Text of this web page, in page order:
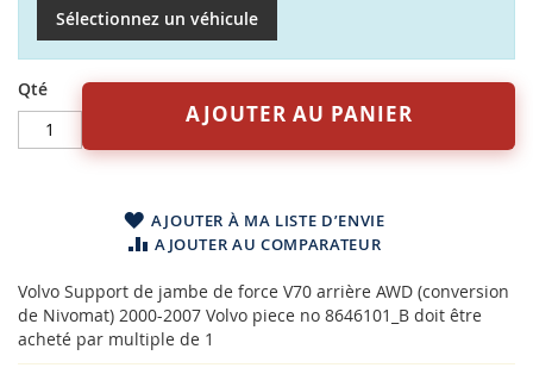
Sélectionnez un véhicule
Qté
AJOUTER AU PANIER
AJOUTER À MA LISTE D’ENVIE
AJOUTER AU COMPARATEUR
Volvo Support de jambe de force V70 arrière AWD (conversion
de Nivomat) 2000-2007 Volvo piece no 8646101_B doit être
acheté par multiple de 1